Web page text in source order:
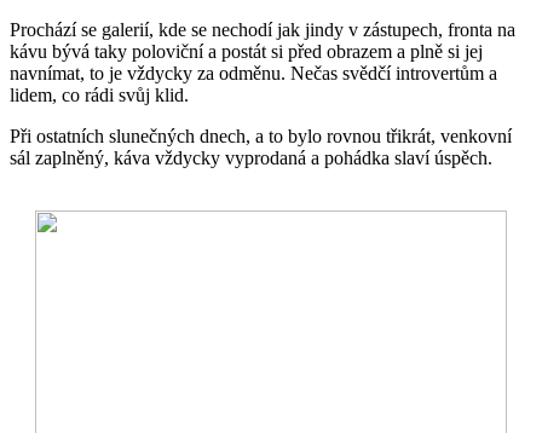
Prochází se galerií, kde se nechodí jak jindy v zástupech, fronta na
kávu bývá taky poloviční a postát si před obrazem a plně si jej
navnímat, to je vždycky za odměnu. Nečas svědčí introvertům a
lidem, co rádi svůj klid.
Při ostatních slunečných dnech, a to bylo rovnou třikrát, venkovní
sál zaplněný, káva vždycky vyprodaná a pohádka slaví úspěch.